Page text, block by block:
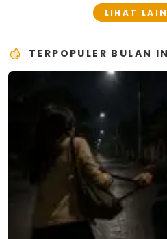
LIHAT
TERPOPULER BULAN